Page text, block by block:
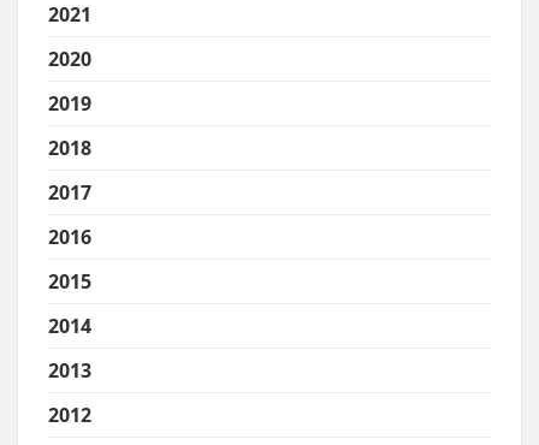
2021
2020
2019
2018
2017
2016
2015
2014
2013
2012